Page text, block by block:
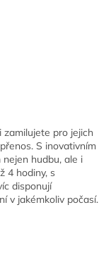
zamilujete pro jejich
S inovativním
hudbu, ale i
4 hodiny, s
disponují
v jakémkoliv počasí.